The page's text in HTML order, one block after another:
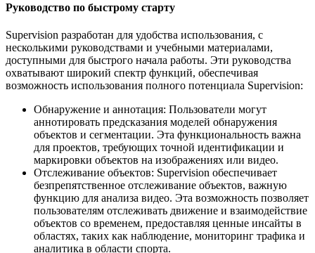
Руководство по быстрому старту
Supervision разработан для удобства использования, с
несколькими руководствами и учебными материалами,
доступными для быстрого начала работы. Эти руководства
охватывают широкий спектр функций, обеспечивая
возможность использования полного потенциала Supervision:
Обнаружение и аннотация: Пользователи могут
аннотировать предсказания моделей обнаружения
объектов и сегментации. Эта функциональность важна
для проектов, требующих точной идентификации и
маркировки объектов на изображениях или видео.
Отслеживание объектов: Supervision обеспечивает
безпрепятственное отслеживание объектов, важную
функцию для анализа видео. Эта возможность позволяет
пользователям отслеживать движение и взаимодействие
объектов со временем, предоставляя ценные инсайты в
областях, таких как наблюдение, мониторинг трафика и
аналитика в области спорта.